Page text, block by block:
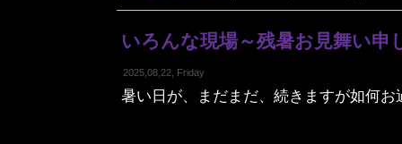
いろんな現場～残暑お見舞い申
2025,08,22, Friday
暑い日が、まだまだ、続きますが如何お